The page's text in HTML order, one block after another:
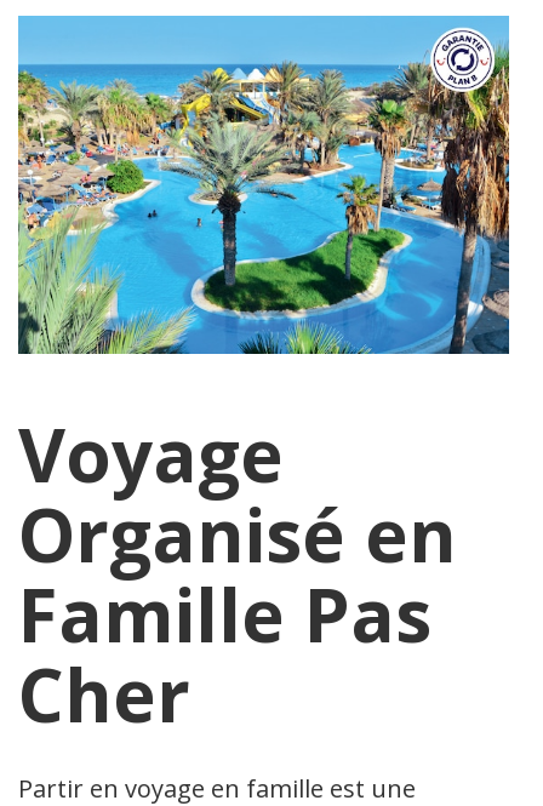
Voyage
Organisé en
Famille Pas
Cher
Partir en voyage en famille est une